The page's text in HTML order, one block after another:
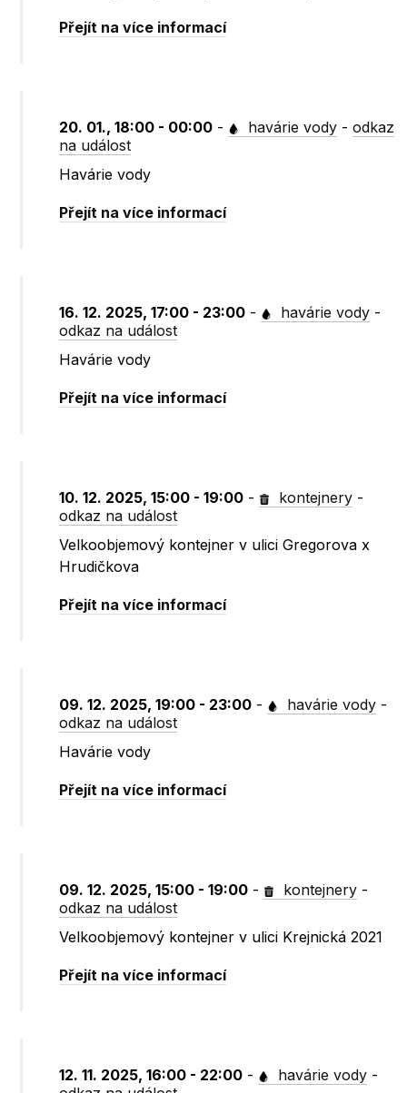
Přejít na více informací
20. 01., 18:00 - 00:00 - havárie vody -odkaz
na událost
Havárie vody
Přejít na více informací
16. 12. 2025, 17:00 - 23:00 - havárie vody -
odkaz na událost
Havárie vody
Přejít na více informací
10. 12. 2025, 15:00 - 19:00 - kontejnery -
odkaz na událost
Velkoobjemový kontejner v ulici Gregorova x
Hrudičkova
Přejít na více informací
09. 12. 2025, 19:00 - 23:00 - havárie vody -
odkaz na událost
Havárie vody
Přejít na více informací
09. 12. 2025, 15:00 - 19:00 - kontejnery -
odkaz na událost
Velkoobjemový kontejner v ulici Krejnická 2021
Přejít na více informací
12. 11. 2025, 16:00 - 22:00 - havárie vody -